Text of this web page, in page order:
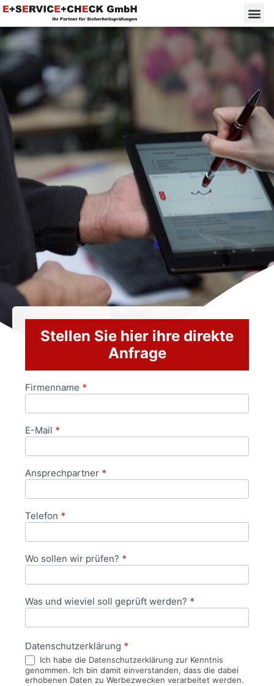
Stellen Sie hier ihre direkte
Anfrage
Anfrageformular
Firmenname *
E-Mail *
Ansprechpartner *
Telefon *
Wo sollen wir prüfen? *
Was und wieviel soll geprüft werden? *
Datenschutzerklärung *
Ich habe die Datenschutzerklärung zur Kenntnis
genommen. Ich bin damit einverstanden, dass die dabei
erhobenen Daten zu Werbezwecken verarbeitet werden.